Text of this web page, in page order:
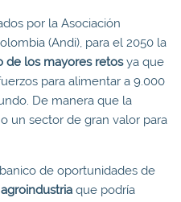
por la Asociación
(Andi), para el 2050 la
de los mayores retosya que
para alimentar a 9.000
De manera que la
un sector de gran valor para
de oportunidades de
que podría